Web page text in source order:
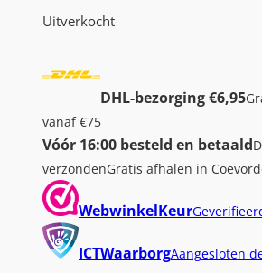
Uitverkocht
DHL-bezorging €6,95
vanaf €75
Vóór 16:00 besteld en betaald
verzondenGratis afhalen in
WebwinkelKeur
ICTWaarborgAangesloten